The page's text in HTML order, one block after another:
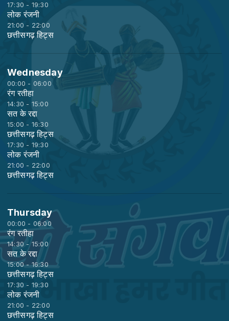
17:30 - 19:30
लोक रंजनी
21:00 - 22:00
छत्तीसगढ़ हिट्स
Wednesday
00:00 - 06:00
रंग रतीहा
14:30 - 15:00
सत के रद्दा
15:00 - 16:30
छत्तीसगढ़ हिट्स
17:30 - 19:30
लोक रंजनी
21:00 - 22:00
छत्तीसगढ़ हिट्स
Thursday
00:00 - 06:00
रंग रतीहा
14:30 - 15:00
सत के रद्दा
15:00 - 16:30
छत्तीसगढ़ हिट्स
17:30 - 19:30
लोक रंजनी
21:00 - 22:00
छत्तीसगढ़ हिट्स